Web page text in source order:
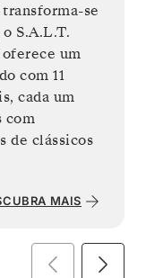
se
S.A.L.T.
um
com 11
cada um
com
de clássicos
MAIS